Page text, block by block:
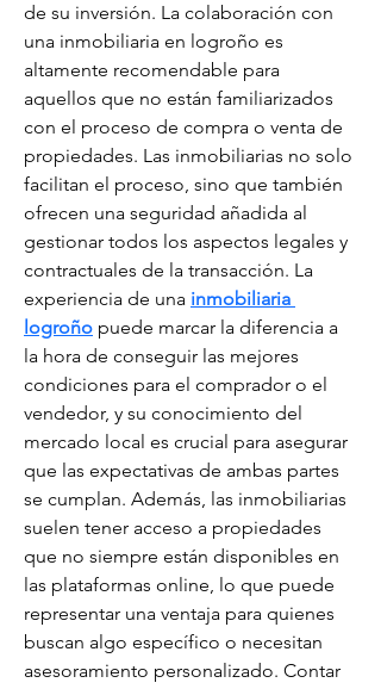
de su inversión. La colaboración con
una inmobiliaria en logroño es
altamente recomendable para
aquellos que no están familiarizados
con el proceso de compra o venta de
propiedades. Las inmobiliarias no solo
facilitan el proceso, sino que también
ofrecen una seguridad añadida al
gestionar todos los aspectos legales y
contractuales de la transacción. La
experiencia de una inmobiliaria
logroño puede marcar la diferencia a
la hora de conseguir las mejores
condiciones para el comprador o el
vendedor, y su conocimiento del
mercado local es crucial para asegurar
que las expectativas de ambas partes
se cumplan. Además, las inmobiliarias
suelen tener acceso a propiedades
que no siempre están disponibles en
las plataformas online, lo que puede
representar una ventaja para quienes
buscan algo específico o necesitan
asesoramiento personalizado. Contar